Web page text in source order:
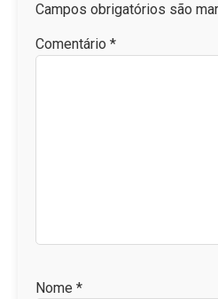
Campos obrigatórios são
Comentário *
Nome *